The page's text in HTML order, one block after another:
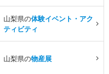
山梨県の体験イベント・アク
ティビティ
山梨県の物産展